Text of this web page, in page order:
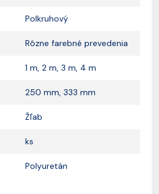
Polkruhový
Rôzne farebné prevedenia
1 m, 2 m, 3 m, 4 m
250 mm, 333 mm
Žľab
ks
Polyuretán